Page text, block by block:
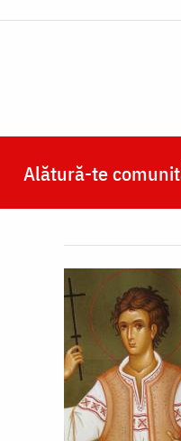
Alătură-te